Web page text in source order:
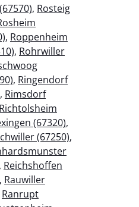
, Rosteig
, Roppenheim
, Rohrwiller
, Ringendorf
, Rimsdorf
Richtolsheim
(67320),
(67250),
, Reichshoffen
, Rauwiller
Ranrupt